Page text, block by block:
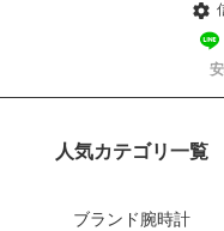
人気カテゴリ一覧
ブランド腕時計